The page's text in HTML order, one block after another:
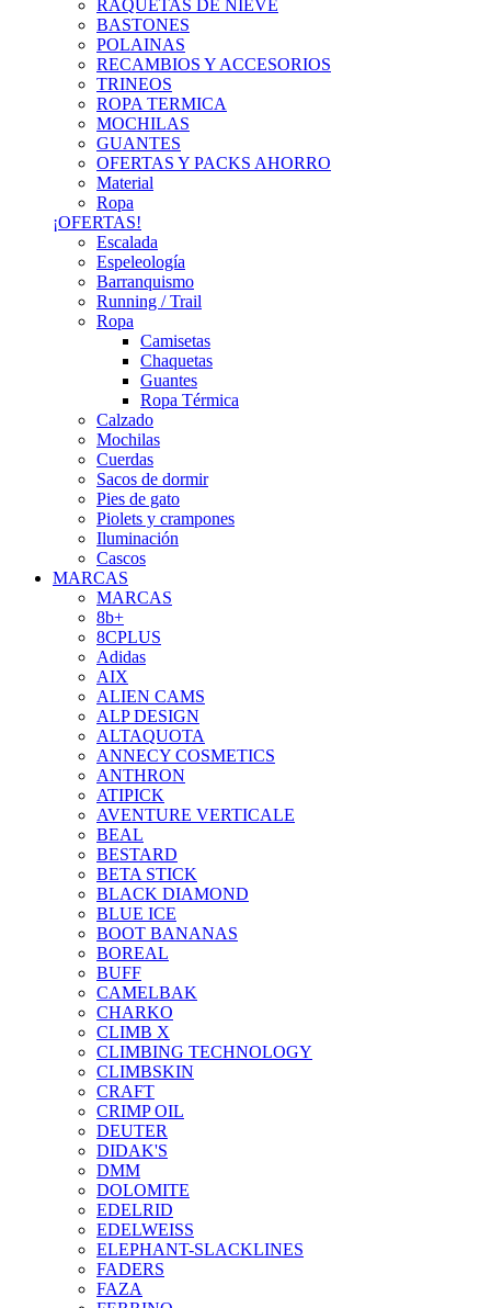
RAQUETAS DE NIEVE
BASTONES
POLAINAS
RECAMBIOS Y ACCESORIOS
TRINEOS
ROPA TERMICA
MOCHILAS
GUANTES
OFERTAS Y PACKS AHORRO
Material
Ropa
¡OFERTAS!
Escalada
Espeleología
Barranquismo
Running / Trail
Ropa
Camisetas
Chaquetas
Guantes
Ropa Térmica
Calzado
Mochilas
Cuerdas
Sacos de dormir
Pies de gato
Piolets y crampones
Iluminación
Cascos
MARCAS
MARCAS
8b+
8CPLUS
Adidas
AIX
ALIEN CAMS
ALP DESIGN
ALTAQUOTA
ANNECY COSMETICS
ANTHRON
ATIPICK
AVENTURE VERTICALE
BEAL
BESTARD
BETA STICK
BLACK DIAMOND
BLUE ICE
BOOT BANANAS
BOREAL
BUFF
CAMELBAK
CHARKO
CLIMB X
CLIMBING TECHNOLOGY
CLIMBSKIN
CRAFT
CRIMP OIL
DEUTER
DIDAK'S
DMM
DOLOMITE
EDELRID
EDELWEISS
ELEPHANT-SLACKLINES
FADERS
FAZA